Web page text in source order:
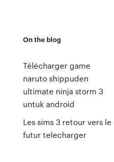
On the blog
Télécharger game
naruto shippuden
ultimate ninja storm 3
untuk android
Les sims 3 retour vers le
futur telecharger